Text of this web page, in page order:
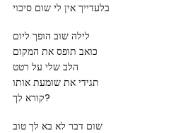
בלעדייך אין לי שום סיכוי
לילה שוב הופך ליום
כואב תופס את המקום
הלב שלי על רטט
תגידי את שומעת אותו
קורא לך?
שום דבר לא בא לך טוב